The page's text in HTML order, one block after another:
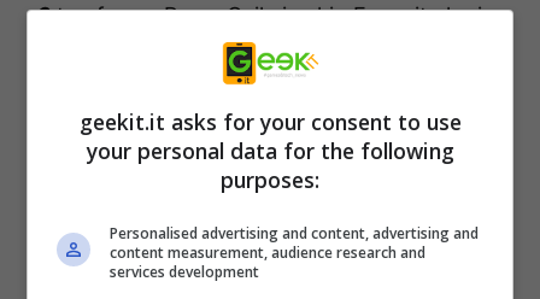
6trasforma Ryu e Guile in skin Exosuit che i
giocatori possono equipaggiare negli scontri
per le strade dell’isola di Bikitoa. Futuri
annunci su una combo di altri oggetti
cosmetici a tema
che gli
battaglie, arriveranno questo autunno. Altri
crossover tra Exoprimal e altri titoli Capcom
geekit.it asks for your consent to use
your personal data for the following
purposes:
Personalised advertising and content, advertising and
content measurement, audience research and
services development